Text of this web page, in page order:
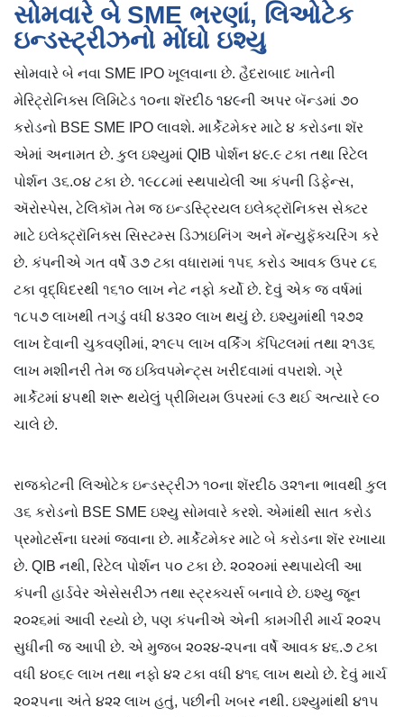
સોમવારે બે SME ભરણાં, લિઓટેક
ઇન્ડસ્ટ્રીઝનો મોંઘો ઇશ્યુ
સોમવારે બે નવા SME IPO ખૂલવાના છે. હૈદરાબાદ ખાતેની
મેરિટ્રોનિક્સ લિમિટેડ ૧૦ના શૅરદીઠ ૧૪૯ની અપર બૅન્ડમાં ૭૦
કરોડનો BSE SME IPO લાવશે. માર્કેટમેકર માટે ૪ કરોડના શૅર
એમાં અનામત છે. કુલ ઇશ્યુમાં QIB પોર્શન ૪૯.૯ ટકા તથા રિટેલ
પોર્શન ૩૬.૦૪ ટકા છે. ૧૯૮૮માં સ્થપાયેલી આ કંપની ડિફેન્સ,
ઍરોસ્પેસ, ટેલિકૉમ તેમ જ ઇન્ડસ્ટ્રિયલ ઇલેક્ટ્રૉનિકસ સેક્ટર
માટે ઇલેક્ટ્રૉનિક્સ સિસ્ટમ્સ ડિઝાઇનિંગ અને મૅન્યુફૅક્ચરિંગ કરે
છે. કંપનીએ ગત વર્ષે ૩૭ ટકા વધારામાં ૧૫૬ કરોડ આવક ઉપર ૮૬
ટકા વૃદ્ધિદરથી ૧૬૧૦ લાખ નેટ નફો કર્યો છે. દેવું એક જ વર્ષમાં
૧૮૫૭ લાખથી તગડું વધી ૪૩૨૦ લાખ થયું છે. ઇશ્યુમાંથી ૧૨૭૨
લાખ દેવાની ચુકવણીમાં, ૨૧૯૫ લાખ વર્કિંગ કૅપિટલમાં તથા ૨૧૩૬
લાખ મશીનરી તેમ જ ઇક્વિપમેન્ટ્સ ખરીદવામાં વપરાશે. ગ્રે
માર્કેટમાં ૪૫થી શરૂ થયેલું પ્રીમિયમ ઉપરમાં ૯૩ થઈ અત્યારે ૯૦
ચાલે છે.
રાજકોટની લિઓટેક ઇન્ડસ્ટ્રીઝ ૧૦ના શૅરદીઠ ૩૨૧ના ભાવથી કુલ
૩૬ કરોડનો BSE SME ઇશ્યુ સોમવારે કરશે. એમાંથી સાત કરોડ
પ્રમોટર્સના ઘરમાં જવાના છે. માર્કેટમેકર માટે બે કરોડના શૅર રખાયા
છે. QIB નથી, રિટેલ પોર્શન ૫૦ ટકા છે. ૨૦૨૦માં સ્થપાયેલી આ
કંપની હાર્ડવેર એસેસરીઝ તથા સ્ટ્રક્ચર્સ બનાવે છે. ઇશ્યુ જૂન
૨૦૨૬માં આવી રહ્યો છે, પણ કંપનીએ એની કામગીરી માર્ચ ૨૦૨૫
સુધીની જ આપી છે. એ મુજબ ૨૦૨૪-૨૫ના વર્ષે આવક ૪૬.૭ ટકા
વધી ૪૦૬૯ લાખ તથા નફો ૪૨ ટકા વધી ૪૧૬ લાખ થયો છે. દેવું માર્ચ
૨૦૨૫ના અંતે ૪૨૨ લાખ હતું, પછીની ખબર નથી. ઇશ્યુમાંથી ૪૧૫